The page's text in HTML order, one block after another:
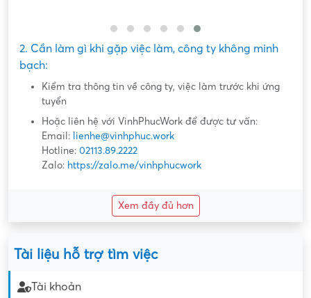
2. Cần làm gì khi gặp việc làm, công ty không minh
bạch:
Kiểm tra thông tin về công ty, việc làm trước khi ứng
tuyển
Hoặc liên hệ với VinhPhucWork để được tư vấn:
Email: lienhe@vinhphuc.work
Hotline: 02113.89.2222
Zalo: https://zalo.me/vinhphucwork
Xem đầy đủ hơn
Tài liệu hỗ trợ tìm việc
Tài khoản